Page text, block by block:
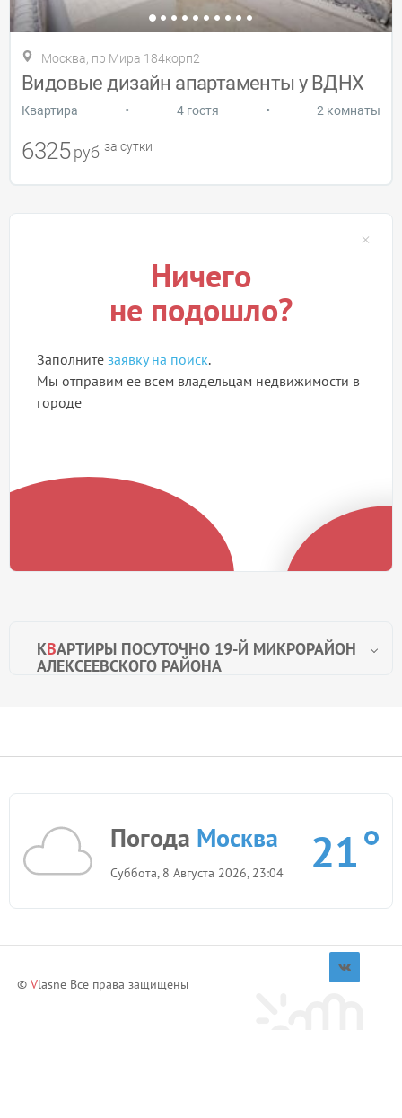
КВАРТИРЫ ПОСУТОЧНО 19-Й МИКРОРАЙОН
АЛЕКСЕЕВСКОГО РАЙОНА
Москва, пр Мира 184корп2
Видовые дизайн апартаменты у ВДНХ
Квартира • 4 гостя • 2 комнаты
6325 руб за сутки
Ничего
не подошло?
Заполните заявку на поиск.
Мы отправим ее всем владельцам недвижимости в
городе
Погода Москва
Суббота, 8 Августа 2026, 23:04 21
© Vlasne Все права защищены